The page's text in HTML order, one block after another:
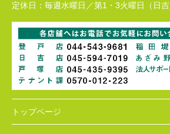
定休日： 毎週水曜日／第1・3火曜日（日吉
トップページ